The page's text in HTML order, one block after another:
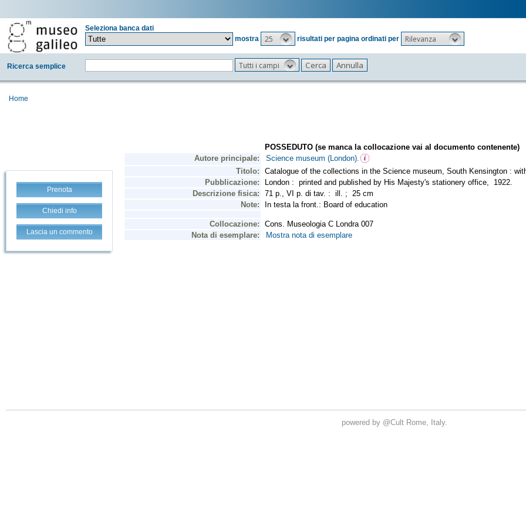
Seleziona banca dati
mostra
25 risultati per pagina ordinati per Rilevanza
Ricerca semplice Tutti i campi
Home
Prenota
Chiedi info
Lascia un commento
powered by @Cult Rome, Italy.